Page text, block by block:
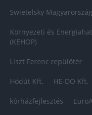
Swietelsky
Környezeti és
(KEHOP)
Liszt Ferenc repülőtér
Hódút Kft. HE-DO Kft.
kórházfejlesztés